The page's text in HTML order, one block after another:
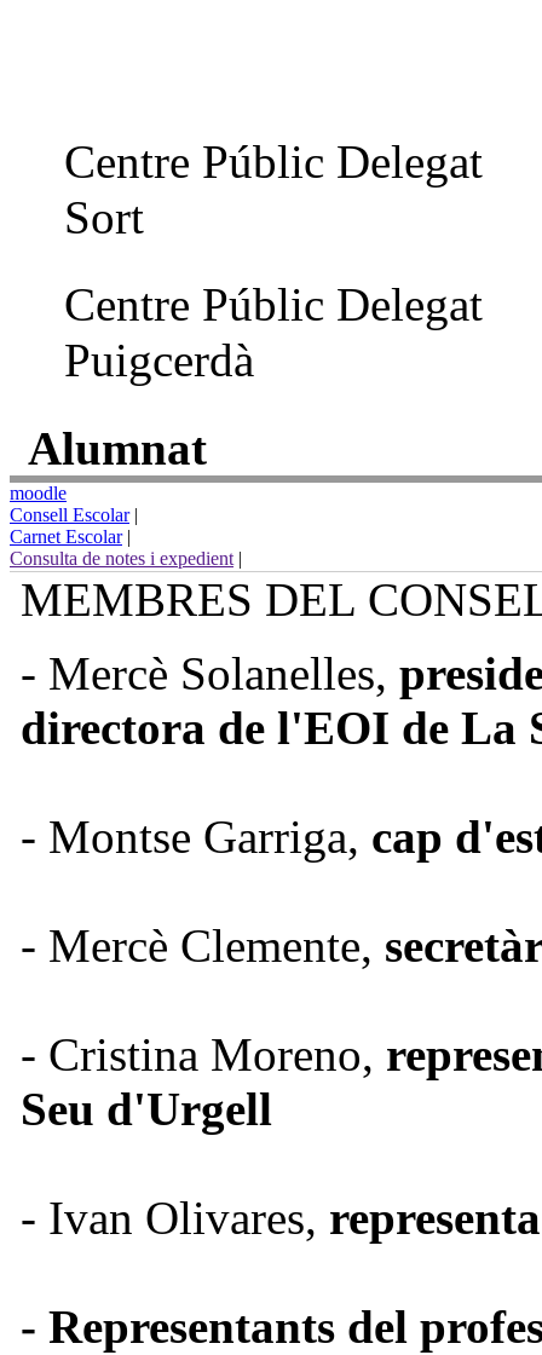
Centre Públic Delegat
Sort
Centre Públic Delegat
Puigcerdà
Alumnat
moodle
Consell Escolar |
Carnet Escolar |
Consulta de notes i expedient |
MEMBRES DEL
- Mercè Solanelles,
directora de l'EOI de La
- Montse Garriga, cap
- Mercè Clemente,
- Cristina Moreno,
Seu d'Urgell
- Ivan Olivares,
- Representants del